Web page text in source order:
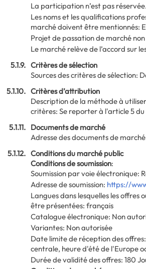
La participation n’est pas réservée.
Les noms et les qualifications
marché doivent être mentionnés:
Projet de passation de marché
Le marché relève de l’accord sur
5.1.9. Critères de sélection
Sources des critères de sélection:
5.1.10. Critères d’attribution
Description de la méthode à
critères: Se reporter à l'article 5
5.1.11. Documents de marché
Adresse des documents de marché
5.1.12. Conditions du marché public
Conditions de soumission:
Soumission par voie électronique:
Adresse de soumission: https://
Langues dans lesquelles les
être présentées: français
Catalogue électronique: Non
Variantes: Non autorisée
Date limite de réception des offres:
centrale, heure d'été de l'Europe
Durée de validité des offres: 180